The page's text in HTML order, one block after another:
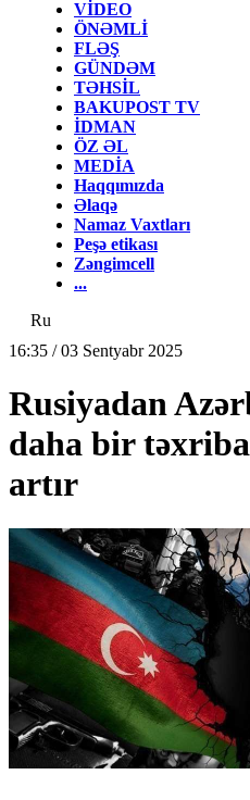
VİDEO
ÖNƏMLİ
FLƏŞ
GÜNDƏM
TƏHSİL
BAKUPOST TV
İDMAN
ÖZ ƏL
MEDİA
Haqqımızda
Əlaqə
Namaz Vaxtları
Peşə etikası
Zəngimcell
...
Ru
16:35 / 03 Sentyabr 2025
Rusiyadan
daha bir
artır